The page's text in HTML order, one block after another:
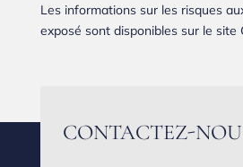
Les informations sur les risques
exposé sont disponibles sur le site
CONTACTEZ-